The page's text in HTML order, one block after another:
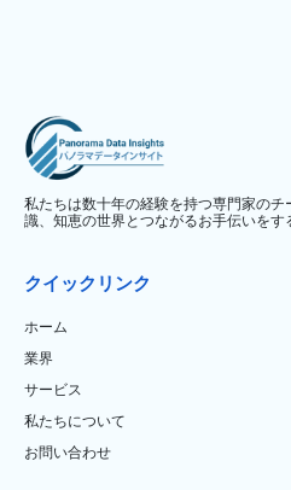
私たちは数十年の経験を持つ専門家の
識、知恵の世界とつながるお手伝いをす
クイックリンク
ホーム
業界
サービス
私たちについて
お問い合わせ